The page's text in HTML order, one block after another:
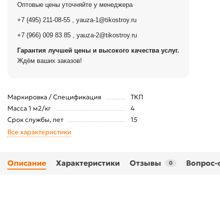
Оптовые цены уточняйте у менеджера
+7 (495) 211-08-55 yauza-1@tikostroy.ru
+7 (966) 009 83 85 yauza-2@tikostroy.ru
Гарантия лучшей цены и высокого качества услуг.
Ждём ваших заказов!
Маркировка / Спецификация
ТКП
Масса 1 м2/кг
4
Срок службы, лет
15
Все характеристики
Описание Характеристики Отзывы 0 Вопрос-